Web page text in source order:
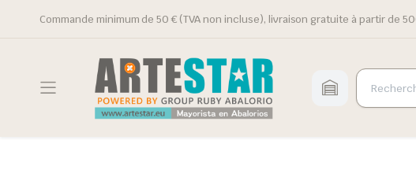
Commande minimum de 50 € (TVA non incluse), livraison gratuite à partir de